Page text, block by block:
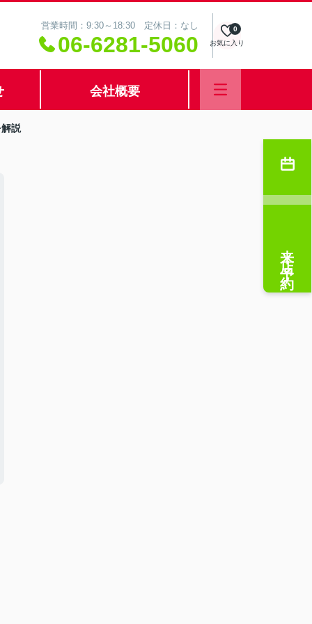
営業時間：9:30～18:30 定休日：なし
06-6281-5060 お気に入り
0
会社概要
説
来店予約